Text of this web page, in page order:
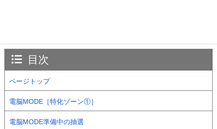
目次
ページトップ
電脳MODE［特化ゾーン①］
電脳MODE準備中の抽選